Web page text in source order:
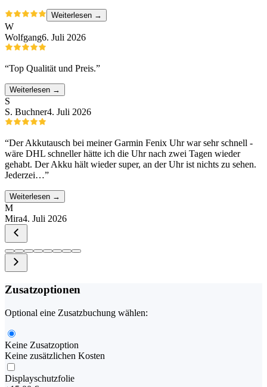
Weiterlesen →
W
Wolfgang6. Juli 2026
“Top Qualität und Preis.”
Weiterlesen →
S
S. Buchner4. Juli 2026
“Der Akkutausch bei meiner Garmin Fenix Uhr war sehr schnell -
wäre DHL schneller hätte ich die Uhr nach zwei Tagen wieder
gehabt. Der Akku hält wieder super, an der Uhr ist nichts zu sehen.
Jederzei…”
Weiterlesen →
M
Mira4. Juli 2026
Zusatzoptionen
Optional eine Zusatzbuchung wählen:
Keine Zusatzoption
Keine zusätzlichen Kosten
Displayschutzfolie